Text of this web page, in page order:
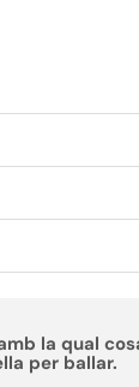
la qual
per ballar.